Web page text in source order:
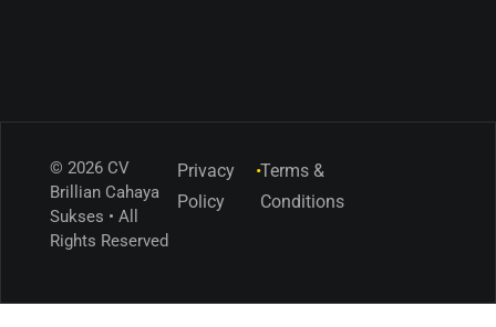
© 2026 CV
Brillian Cahaya
Sukses • All
Rights Reserved
Privacy
Policy
•Terms &
Conditions